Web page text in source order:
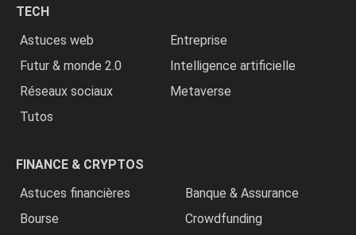
TECH
Astuces web
Entreprise
Futur & monde 2.0
Intelligence artificielle
Réseaux sociaux
Metaverse
Tutos
FINANCE & CRYPTOS
Astuces financières
Banque & Assurance
Bourse
Crowdfunding